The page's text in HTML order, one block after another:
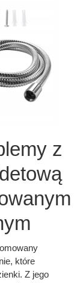
z
które
Z jego